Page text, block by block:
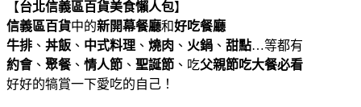
【台北信義區百貨美食懶人包】
信義區百貨中的新開幕餐廳和好吃餐廳
牛排 、 丼飯 、 中式料理 、 燒肉 、 火鍋 、 甜點…等都有
約會、 聚餐、 情人節 、 聖誕節 、吃父親節吃大餐必看
好好的犒賞一下愛吃的自己！